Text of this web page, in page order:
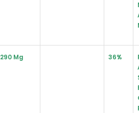
290 Mg 36%